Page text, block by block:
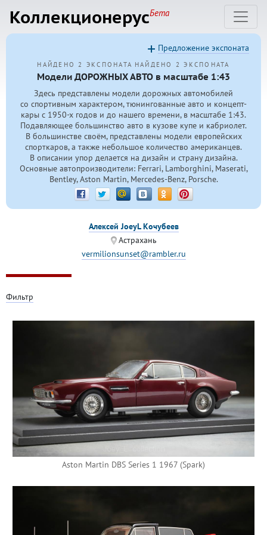
КоллекционерусБета
НАЙДЕНО 2 ЭКСПОНАТА НАЙДЕНО 2 ЭКСПОНАТА
Модели ДОРОЖНЫХ АВТО в масштабе 1:43
Здесь представлены модели дорожных автомобилей
со спортивным характером, тюнингованные авто и концепт-
кары с 1950-х годов и до нашего времени, в масштабе 1:43.
Подавляющее большинство авто в кузове купе и кабриолет.
В большинстве своём, представлены модели европейских
спорткаров, а также небольшое количество американцев.
В описании упор делается на дизайн и страну дизайна.
Основные автопроизводители: Ferrari, Lamborghini, Maserati,
Bentley, Aston Martin, Mercedes-Benz, Porsche.
Предложение экспоната
Алексей JoeyL Кочубеев
Астрахань
vermilionsunset@rambler.ru
Aston Martin DBS Series 1 1967 (Spark)
Фильтр